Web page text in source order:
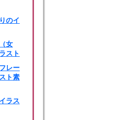
のイ
女
スト
レー
ト素
ラス